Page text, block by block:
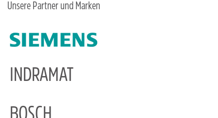
Unsere Partner und Marken
INDRAMAT